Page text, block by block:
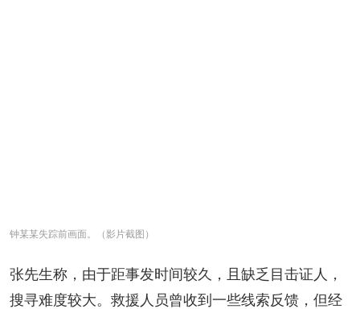
钟某某失踪前画面。（影片截图）
张先生称，由于距事发时间较久，且缺乏目击证人，
搜寻难度较大。救援人员曾收到一些线索反馈，但经